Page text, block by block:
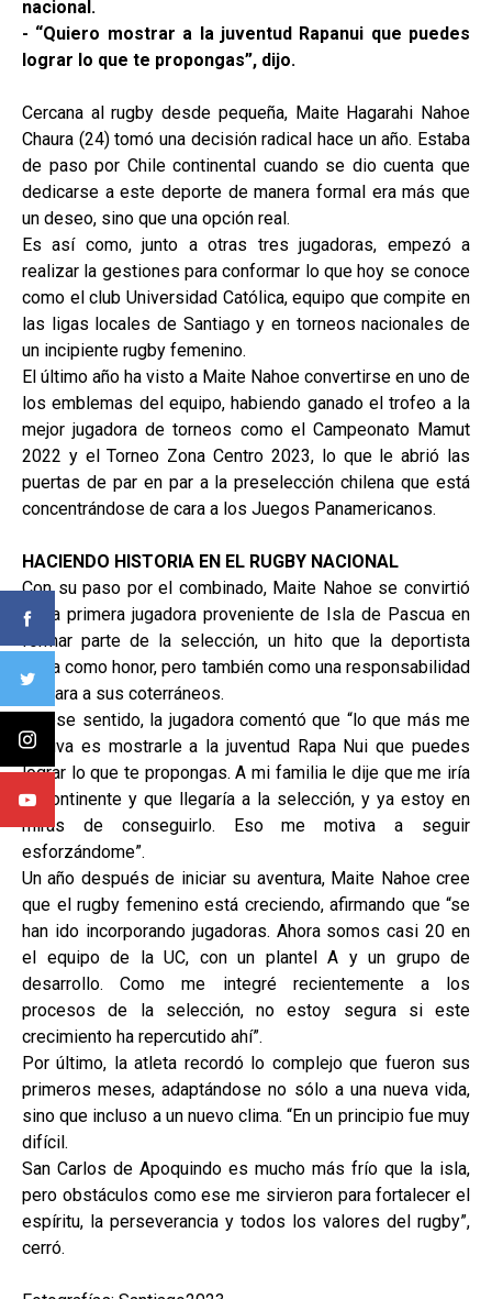
nacional.
- “Quiero mostrar a la juventud Rapanui que puedes
lograr lo que te propongas”, dijo.
Cercana al rugby desde pequeña, Maite Hagarahi Nahoe
Chaura (24) tomó una decisión radical hace un año. Estaba
de paso por Chile continental cuando se dio cuenta que
dedicarse a este deporte de manera formal era más que
un deseo, sino que una opción real.
Es así como, junto a otras tres jugadoras, empezó a
realizar la gestiones para conformar lo que hoy se conoce
como el club Universidad Católica, equipo que compite en
las ligas locales de Santiago y en torneos nacionales de
un incipiente rugby femenino.
El último año ha visto a Maite Nahoe convertirse en uno de
los emblemas del equipo, habiendo ganado el trofeo a la
mejor jugadora de torneos como el Campeonato Mamut
2022 y el Torneo Zona Centro 2023, lo que le abrió las
puertas de par en par a la preselección chilena que está
concentrándose de cara a los Juegos Panamericanos.
HACIENDO HISTORIA EN EL RUGBY NACIONAL
Con su paso por el combinado, Maite Nahoe se convirtió
en la primera jugadora proveniente de Isla de Pascua en
formar parte de la selección, un hito que la deportista
toma como honor, pero también como una responsabilidad
de cara a sus coterráneos.
En ese sentido, la jugadora comentó que “lo que más me
motiva es mostrarle a la juventud Rapa Nui que puedes
lograr lo que te propongas. A mi familia le dije que me iría
al continente y que llegaría a la selección, y ya estoy en
miras de conseguirlo. Eso me motiva a seguir
esforzándome”.
Un año después de iniciar su aventura, Maite Nahoe cree
que el rugby femenino está creciendo, afirmando que “se
han ido incorporando jugadoras. Ahora somos casi 20 en
el equipo de la UC, con un plantel A y un grupo de
desarrollo. Como me integré recientemente a los
procesos de la selección, no estoy segura si este
crecimiento ha repercutido ahí”.
Por último, la atleta recordó lo complejo que fueron sus
primeros meses, adaptándose no sólo a una nueva vida,
sino que incluso a un nuevo clima. “En un principio fue muy
difícil.
San Carlos de Apoquindo es mucho más frío que la isla,
pero obstáculos como ese me sirvieron para fortalecer el
espíritu, la perseverancia y todos los valores del rugby”,
cerró.